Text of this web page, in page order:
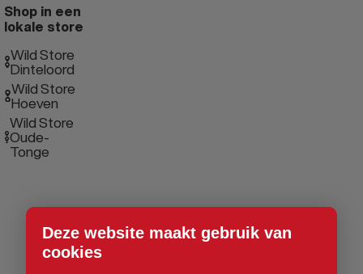
Deze website maakt gebruik van
cookies
Shop in een
lokale store
Wild Store
Dinteloord
Wild Store
Hoeven
Wild Store
Oude-
Tonge